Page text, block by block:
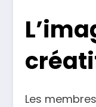
Les